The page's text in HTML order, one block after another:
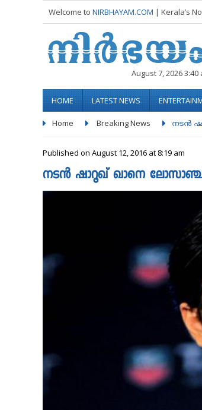
Welcome to NIRBHAYAM.COM | Kerala’s
August 7, 2026 3:40
HOME LATEST NEWS
Home Breaking News നടന്‍
Published on August 12, 2016 at 8:19 am
നടന്‍ ഷാറൂഖ് ഖാനെ